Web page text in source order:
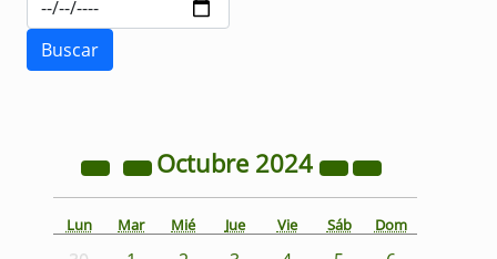
Octubre 2024
Lun Mar Mié Jue Vie Sáb Dom